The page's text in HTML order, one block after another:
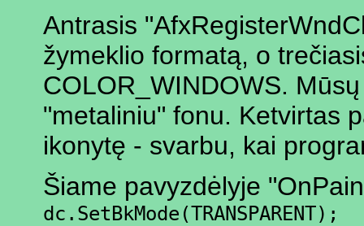
Antrasis
žymeklio formatą, o
COLOR_WINDOWS.
"metaliniu" fonu. Ketvirtas
ikonytę - svarbu, kai
Šiame pavyzdėlyje
dc.SetBkMode(TRANSPARENT);